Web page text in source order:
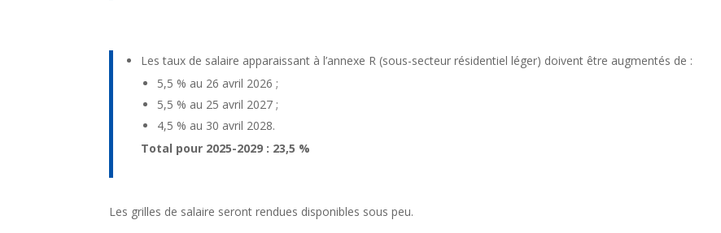
Les taux de salaire apparaissant à l’annexe R (sous-secteur résidentiel léger) doivent être augmentés de :
5,5 % au 26 avril 2026 ;
5,5 % au 25 avril 2027 ;
4,5 % au 30 avril 2028.
Total pour 2025-2029 : 23,5 %
Les grilles de salaire seront rendues disponibles sous peu.